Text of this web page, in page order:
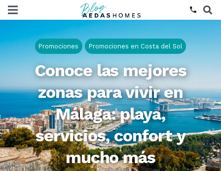
phone
Promociones Promociones en Costa del Sol
Conoce las mejores
zonas para vivir en
Málaga: playa,
servicios, confort y
mucho más